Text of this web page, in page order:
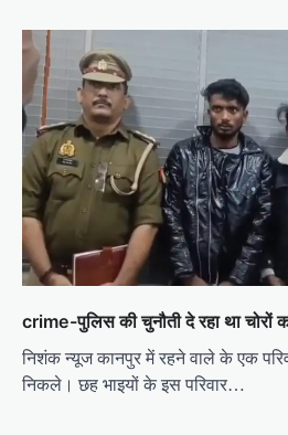
crime-पुलिस की चुनौती दे रहा था चोरों
निशंक न्यूज कानपुर में रहने वाले के एक
निकले। छह भाइयों के इस परिवार…